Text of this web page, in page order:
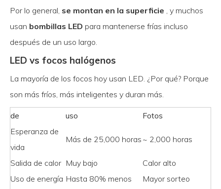
Por lo general, se montan en la superficie , y muchos
usan bombillas LED para mantenerse frías incluso
después de un uso largo.
LED vs focos halógenos
La mayoría de los focos hoy usan LED. ¿Por qué? Porque
son más fríos, más inteligentes y duran más.
de uso
Fotos
Esperanza de
vida
Más de 25,000 horas ~ 2,000 horas
Salida de calor Muy bajo
Calor alto
Uso de energía Hasta 80% menos
Mayor sorteo